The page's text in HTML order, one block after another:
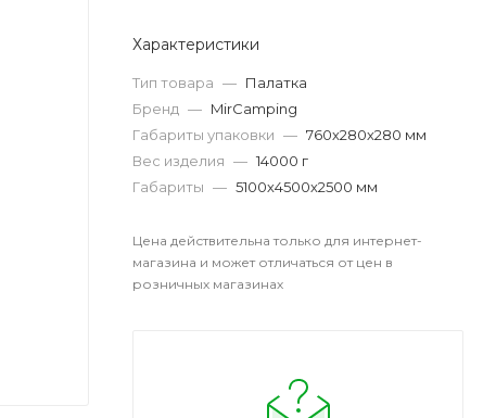
Характеристики
Тип товара — Палатка
Бренд — MirCamping
Габариты упаковки — 760х280х280 мм
Вес изделия — 14000 г
Габариты — 5100х4500х2500 мм
Цена действительна только для интернет-
магазина и может отличаться от цен в
розничных магазинах